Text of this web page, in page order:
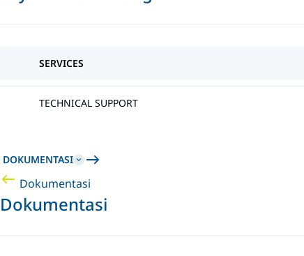
SERVICES
TECHNICAL SUPPORT
DOKUMENTASI
Dokumentasi
Dokumentasi